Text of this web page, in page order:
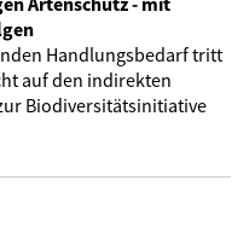
Handlungsbedarf tritt
auf den indirekten
Biodiversitätsinitiative